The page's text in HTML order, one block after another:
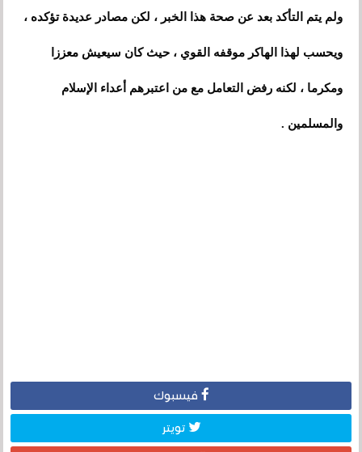
ولم يتم التأكد بعد عن صحة هذا الخبر ، لكن مصادر عديدة تؤكده ،
ويحسب لهذا الهاكر موقفه القوي ، حيث كان سيعيش معزز
ومكرما، لكنه رفض التعامل مع من اعتبرهم أعداء الإسلام
والمسلمين .
فيسبوك
تويتر